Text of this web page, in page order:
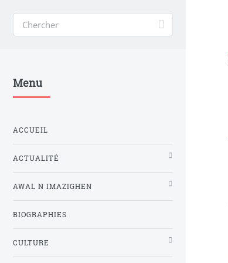
Menu
ACCUEIL
ACTUALITÉ
AWAL N IMAZIGHEN
BIOGRAPHIES
CULTURE